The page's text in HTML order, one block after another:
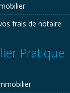
frais de notaire
Pratique